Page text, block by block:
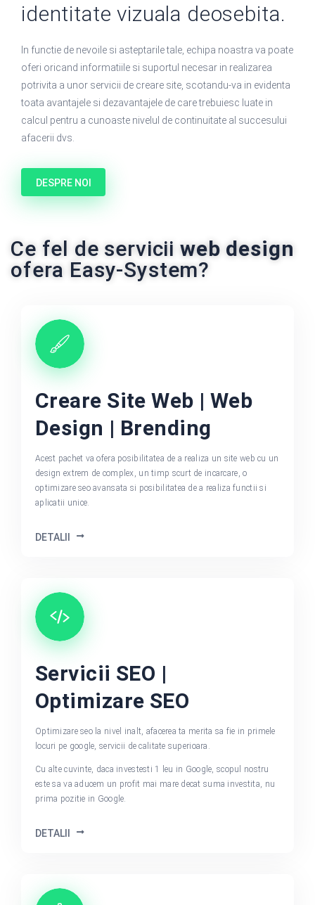
identitate vizuala deosebita.
In functie de nevoile si asteptarile tale, echipa noastra va poate
oferi oricand informatiile si suportul necesar in realizarea
potrivita a unor servicii de creare site, scotandu-va in evidenta
toata avantajele si dezavantajele de care trebuiesc luate in
calcul pentru a cunoaste nivelul de continuitate al succesului
afacerii dvs.
DESPRE NOI
Ce fel de servicii web design
ofera Easy-System?
Creare Site Web | Web
Design | Brending
Acest pachet va ofera posibilitatea de a realiza un site web cu un
design extrem de complex, un timp scurt de incarcare, o
optimizare seo avansata si posibilitatea de a realiza functii si
aplicatii unice.
DETALII
Servicii SEO |
Optimizare SEO
Optimizare seo la nivel inalt, afacerea ta merita sa fie in primele
locuri pe google, servicii de calitate superioara.
Cu alte cuvinte, daca investesti 1 leu in Google, scopul nostru
este sa va aducem un profit mai mare decat suma investita, nu
prima pozitie in Google.
DETALII